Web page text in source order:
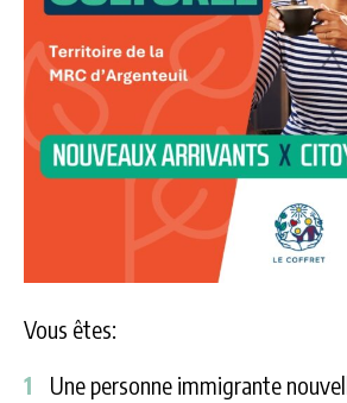
Vous êtes:
Une personne immigrante